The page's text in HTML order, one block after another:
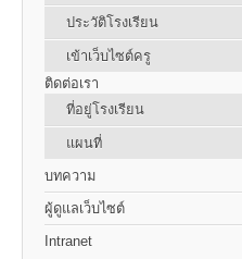
ประวัติโรงเรียน
เข้าเว็บไซต์ครู
ติดต่อเรา
ที่อยู่โรงเรียน
แผนที่
บทความ
ผู้ดูแลเว็บไซต์
Intranet